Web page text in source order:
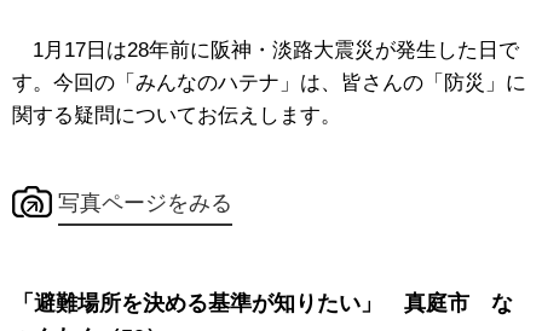
1月17日は28年前に阪神・淡路大震災が発生した日で
す。今回の「みんなのハテナ」は、皆さんの「防災」に
関する疑問についてお伝えします。
写真ページをみる
「避難場所を決める基準が知りたい」 真庭市 な